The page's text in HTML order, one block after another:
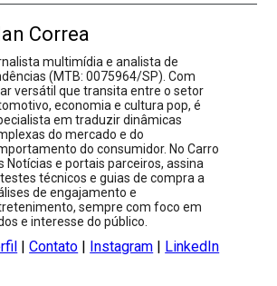
Correa
multimídia e analista de
(MTB: 0075964/SP). Com
versátil que transita entre o setor
economia e cultura pop, é
em traduzir dinâmicas
do mercado e do
do consumidor. No Carro
Notícias e portais parceiros, assina
técnicos e guias de compra a
de engajamento e
sempre com foco em
e interesse do público.
|Contato | Instagram | LinkedIn